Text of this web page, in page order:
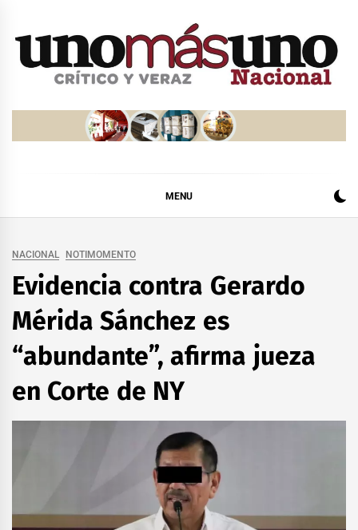
MENU
NACIONAL NOTIMOMENTO
Evidencia contra Gerardo
Mérida Sánchez es
“abundante”, afirma jueza
en Corte de NY